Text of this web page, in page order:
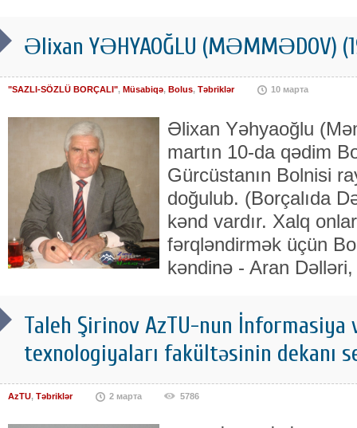
Əlixan YƏHYAOĞLU (MƏMMƏDOV)
"SAZLI-SÖZLÜ BORÇALI", Müsabiqə, Bolus, Təbriklər 10 марта
Əlixan Yəhyaoğlu
martın 10-da qədim
Gürcüstanın Bolnisi
doğulub. (Borçalıda
kənd vardır. Xalq
fərqləndirmək üçün
kəndinə - Aran
Taleh Şirinov AzTU-nun
texnologiyaları fakültəsinin dekanı
AzTU, Təbriklər 2 марта 5786